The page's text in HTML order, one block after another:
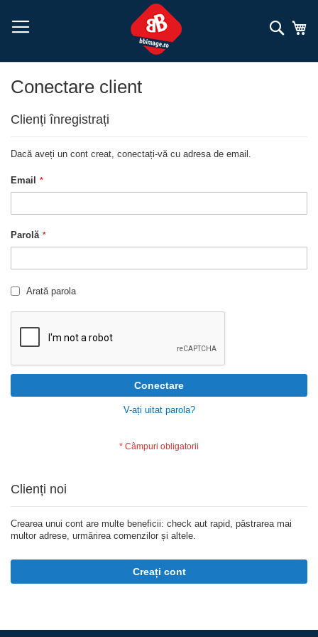
Conținut
Conectare client
Clienți înregistrați
Dacă aveți un cont creat, conectați-vă cu adresa de email.
Email
Parolă
Arată parola
Conectare
V-ați uitat parola?
Clienți noi
Crearea unui cont are multe beneficii: check aut rapid, păstrarea mai
multor adrese, urmărirea comenzilor și altele.
Creați cont